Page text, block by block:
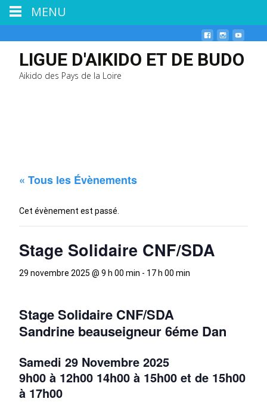
LIGUE D'AIKIDO ET DE BUDO
Aikido des Pays de la Loire
« Tous les Évènements
Cet évènement est passé.
Stage Solidaire CNF/SDA
29 novembre 2025 @ 9 h 00 min - 17 h 00 min
Stage Solidaire CNF/SDA
Sandrine beauseigneur 6éme Dan
Samedi 29 Novembre 2025
9h00 à 12h00 14h00 à 15h00 et de 15h00
à 17h00
MENU